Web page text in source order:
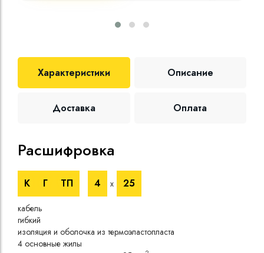
Характеристики Описание
Доставка Оплата
Расшифровка
К Г ТП 4 х 25
кабель
гибкий
изоляция и оболочка из термоэластопласта
4 основные жилы